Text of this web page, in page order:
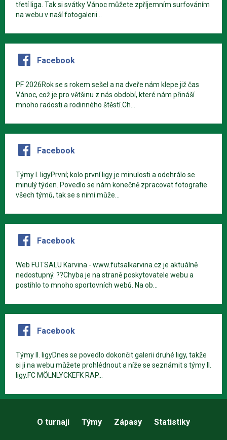
třetí liga. Tak si svátky Vánoc můžete zpříjemním surfováním
na webu v naší fotogalerii...
Facebook
PF 2026Rok se s rokem sešel a na dveře nám klepe již čas
Vánoc, což je pro většinu z nás období, které nám přináší
mnoho radosti a rodinného štěstí.Ch...
Facebook
Týmy I. ligyPrvní; kolo první ligy je minulosti a odehrálo se
minulý týden. Povedlo se nám konečně zpracovat fotografie
všech týmů, tak se s nimi může...
Facebook
Web FUTSALU Karvina - www.futsalkarvina.cz je aktuálně
nedostupný. ??Chyba je na straně poskytovatele webu a
postihlo to mnoho sportovních webů. Na ob...
Facebook
Týmy II. ligyDnes se povedlo dokončit galerii druhé ligy, takže
si ji na webu můžete prohlédnout a níže se seznámit s týmy II.
ligy.FC MÖLNLYCKEFK RAP...
O turnaji Týmy Zápasy Statistiky